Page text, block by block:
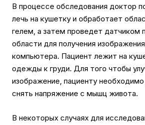
В процессе обследования доктор
лечь на кушетку и обработает
гелем, а затем проведет датчиком
области для получения
компьютера. Пациент лежит на
одежды к груди. Для того чтобы
изображение, пациенту
снять напряжение с мышц живота.
В некоторых случаях для